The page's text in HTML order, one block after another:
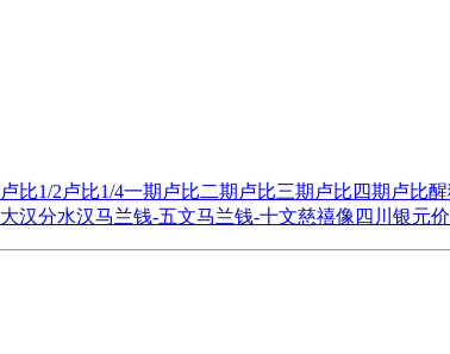
卢比1/2卢比1/4一期卢比二期卢比三期卢比 四期卢比
大汉分水汉马兰钱-五文马兰钱-十文慈禧像四川 银元